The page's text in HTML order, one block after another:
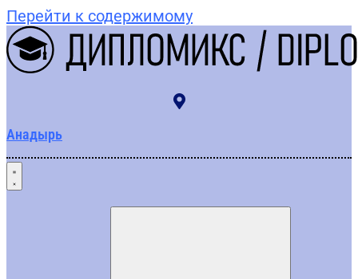
Перейти к содержимому
Анадырь